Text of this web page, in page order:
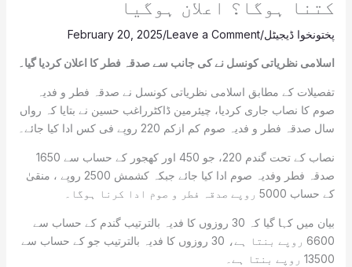
کتنا ہوگا؟ اعلان ہوگیا
پختونخوا ڈیجیٹل/
Leave a Comment
/
February 20, 2025
اسلامی نظریاتی کونسل نے کی جانب سے صدقہ فطر کا اعلان کردیا گیا۔
تفصیلات کے مطابق اسلامی نظریاتی کونسل نے صدقہ فطر و فدیہ
صوم کا نصاب جاری کردیا، چیئرمین ڈاکٹرراغب حسین نے بتایا کہ رواں
سال صدقہ فطر و فدیہ صوم کم ازکم 220 روپے فی کس ادا کیا جائے۔
نصاب کے تحت گندم 220، جو 450 اور کھجور کے حساب سے 1650
صدقہ فطر وفدیہ صوم ادا کیا جائے جبکہ کشمش 2500 روپے ، منقیٰ
کے حساب 5000 روپے صدقہ فطر و صوم ادا کرنا ہوگا۔
بیان میں کہا گیا کہ 30 روزوں کا فدیہ بالترتیب گندم کے حساب سے
6600 روپے بنتا ہے، 30 روزوں کا فدیہ بالترتیب جو کے حساب سے
13500 روپے بنتا ہے۔